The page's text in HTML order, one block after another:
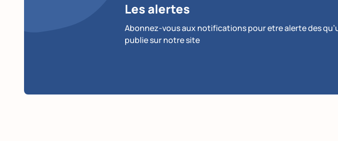
Les alertes
Abonnez-vous aux notifications pour etre alerte des
publie sur notre site